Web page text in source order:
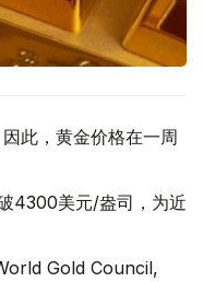
此，黄金价格在一周
4300美元/盎司，为近
Gold Council,